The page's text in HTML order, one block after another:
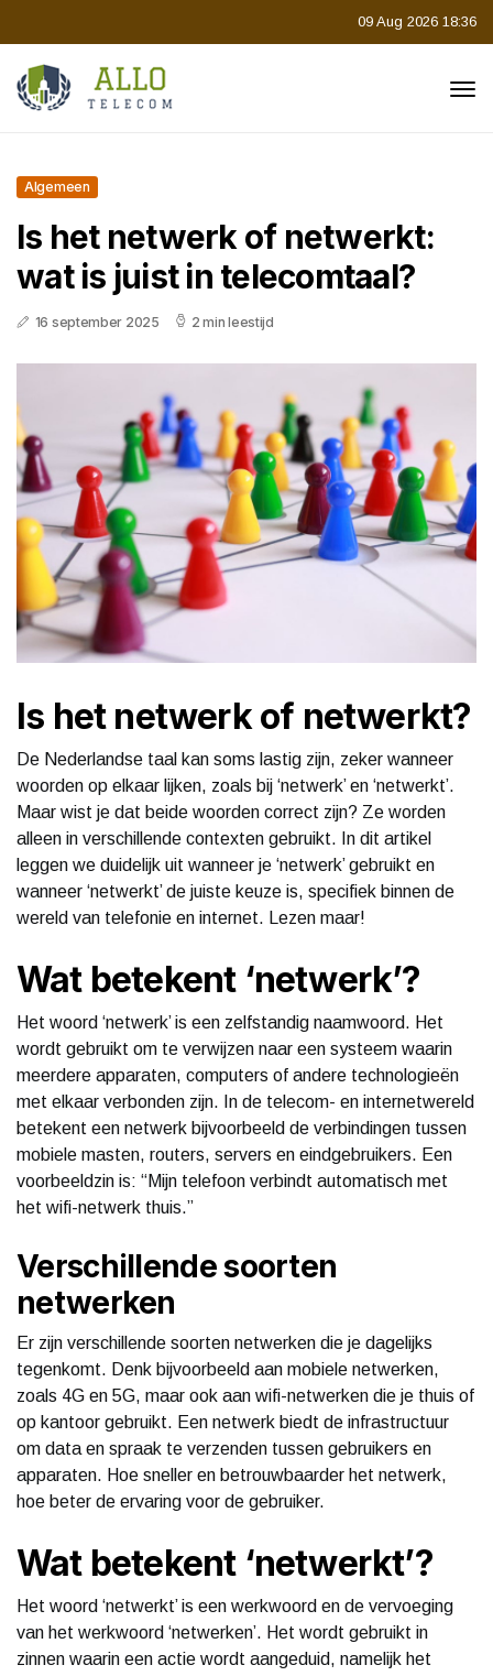
09 Aug 2026 18:36
Algemeen
Is het netwerk of netwerkt:
wat is juist in telecomtaal?
16 september 2025 2 min leestijd
Is het netwerk of netwerkt?
De Nederlandse taal kan soms lastig zijn, zeker wanneer
woorden op elkaar lijken, zoals bij ‘netwerk’ en ‘netwerkt’.
Maar wist je dat beide woorden correct zijn? Ze worden
alleen in verschillende contexten gebruikt. In dit artikel
leggen we duidelijk uit wanneer je ‘netwerk’ gebruikt en
wanneer ‘netwerkt’ de juiste keuze is, specifiek binnen de
wereld van telefonie en internet. Lezen maar!
Wat betekent ‘netwerk’?
Het woord ‘netwerk’ is een zelfstandig naamwoord. Het
wordt gebruikt om te verwijzen naar een systeem waarin
meerdere apparaten, computers of andere technologieën
met elkaar verbonden zijn. In de telecom- en internetwereld
betekent een netwerk bijvoorbeeld de verbindingen tussen
mobiele masten, routers, servers en eindgebruikers. Een
voorbeeldzin is: “Mijn telefoon verbindt automatisch met
het wifi-netwerk thuis.”
Verschillende soorten
netwerken
Er zijn verschillende soorten netwerken die je dagelijks
tegenkomt. Denk bijvoorbeeld aan mobiele netwerken,
zoals 4G en 5G, maar ook aan wifi-netwerken die je thuis of
op kantoor gebruikt. Een netwerk biedt de infrastructuur
om data en spraak te verzenden tussen gebruikers en
apparaten. Hoe sneller en betrouwbaarder het netwerk,
hoe beter de ervaring voor de gebruiker.
Wat betekent ‘netwerkt’?
Het woord ‘netwerkt’ is een werkwoord en de vervoeging
van het werkwoord ‘netwerken’. Het wordt gebruikt in
zinnen waarin een actie wordt aangeduid, namelijk het